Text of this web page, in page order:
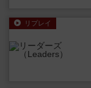
リプレイ